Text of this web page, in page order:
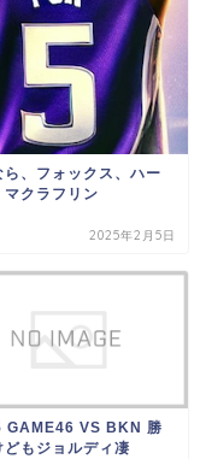
ら、フォックス、ハー
マクラフリン
2025年2月5日
GAME46 VS BKN 勝
どもジョルディ凄